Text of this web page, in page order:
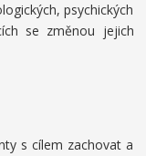
psychických
se změnou jejich
s cílem zachovat a